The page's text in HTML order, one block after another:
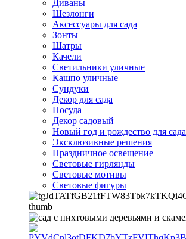
Диваны
Шезлонги
Аксессуары для сада
Зонты
Шатры
Качели
Cветильники уличные
Кашпо уличные
Сундуки
Декор для сада
Посуда
Декор садовый
Новый год и рождество для сада
Эксклюзивные решения
Праздничное освещение
Световые гирлянды
Световые мотивы
Световые фигуры